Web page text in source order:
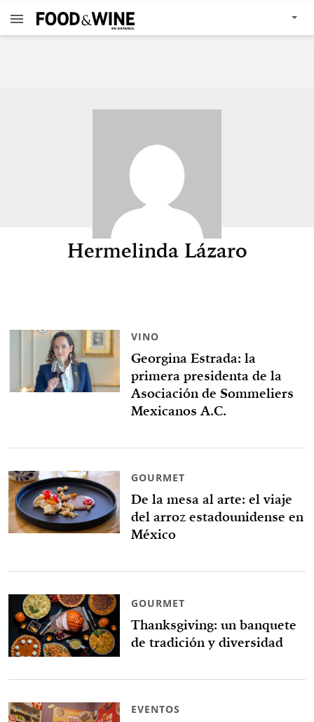
Hermelinda Lázaro
VINO
Georgina Estrada: la
primera presidenta de la
Asociación de Sommeliers
Mexicanos A.C.
GOURMET
De la mesa al arte: el viaje
del arroz estadounidense en
México
GOURMET
Thanksgiving: un banquete
de tradición y diversidad
EVENTOS